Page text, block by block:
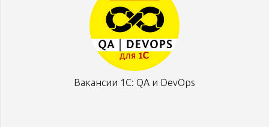
Вакансии 1С: QA и DevOps